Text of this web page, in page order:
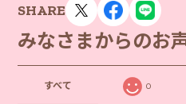
SHARE
みなさまからのお
すべて 0